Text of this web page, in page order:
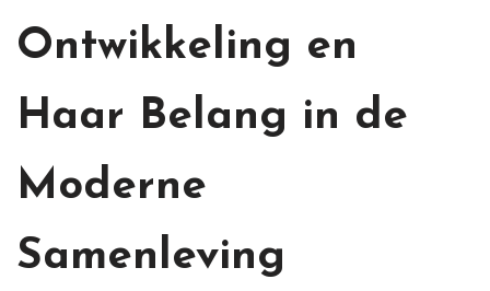
Ontwikkeling en
Haar Belang in de
Moderne
Samenleving